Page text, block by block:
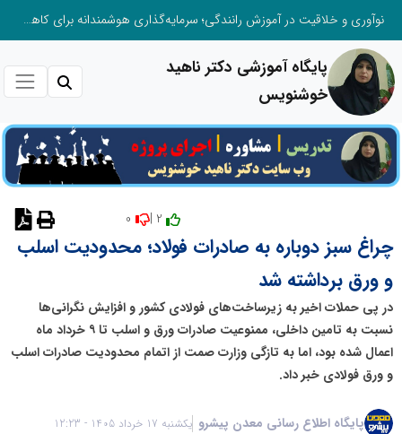
نوآوری و خلاقیت در آموزش رانندگی؛ سرمایه‌گذاری هوشمندانه برای کاهش آسیب‌های اجتماعی و ارتقای ایمنی جامعه
پایگاه آموزشی دکتر ناهید
خوشنویس
چراغ سبز دوباره به صادرات فولاد؛ محدودیت اسلب
و ورق برداشته شد
در پی حملات اخیر به زیرساخت‌های فولادی کشور و افزایش نگرانی‌ها
نسبت به تامین داخلی، ممنوعیت صادرات ورق و اسلب تا ۹ خرداد ماه
اعمال شده بود، اما به تازگی وزارت صمت از اتمام محدودیت صادرات اسلب
و ورق فولادی خبر داد.
پایگاه اطلاع رسانی معدن پیشرو یکشنبه 17 خرداد 1405 - 12:23